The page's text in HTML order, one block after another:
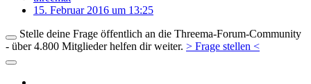
15. Februar 2016 um 13:25
Stelle deine Frage öffentlich an die Threema-Forum-Community
- über 4.800 Mitglieder helfen dir weiter. > Frage stellen <